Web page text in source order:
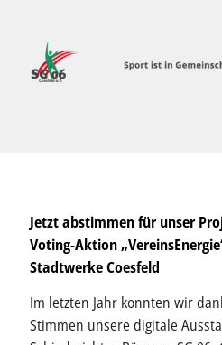
Jetzt abstimmen für unser
Voting-Aktion
Stadtwerke Coesfeld
Im letzten Jahr konnten wir
Stimmen unsere digitale